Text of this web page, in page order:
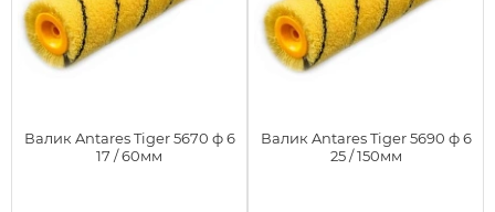
Валик Antares Tiger 5670 ф 6
17 / 60мм
Валик Antares Tiger 5690 ф 6
25 / 150мм